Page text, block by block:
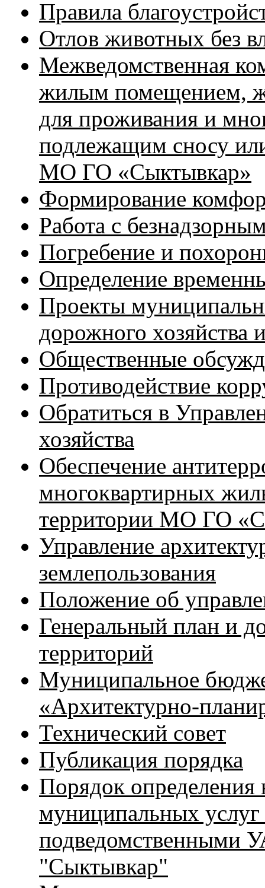
Правила
Отлов животных без
Межведомственная
жилым помещением,
для проживания и
подлежащим сносу
МО ГО «Сыктывкар»
Формирование
Работа с
Погребение и
Определение
Проекты
дорожного хозяйства
Общественные
Противодействие
Обратиться в
хозяйства
Обеспечение
многоквартирных
территории МО ГО
Управление
землепользования
Положение об
Генеральный план и
территорий
Муниципальное
«Архитектурно-
Технический совет
Публикация порядка
Порядок определения
муниципальных
подведомственными
"Сыктывкар"